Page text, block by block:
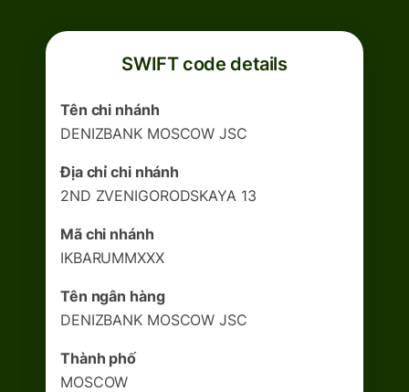
SWIFT code details
Tên chi nhánh
DENIZBANK MOSCOW JSC
Địa chỉ chi nhánh
2ND ZVENIGORODSKAYA 13
Mã chi nhánh
IKBARUMMXXX
Tên ngân hàng
DENIZBANK MOSCOW JSC
Thành phố
MOSCOW